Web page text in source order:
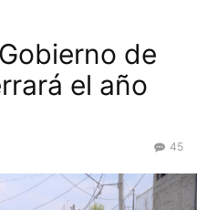
de
el año
45